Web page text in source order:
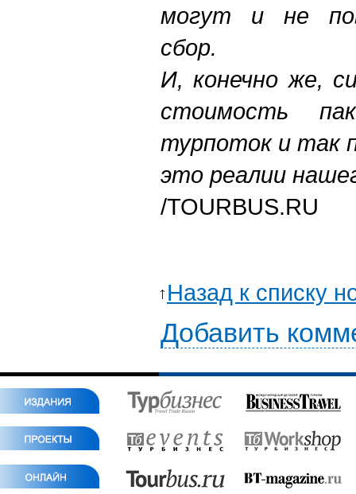
могут и не
сбор.
И, конечно же,
стоимость
турпоток и так
это реалии
/TOURBUS.RU
Назад к списку
Добавить